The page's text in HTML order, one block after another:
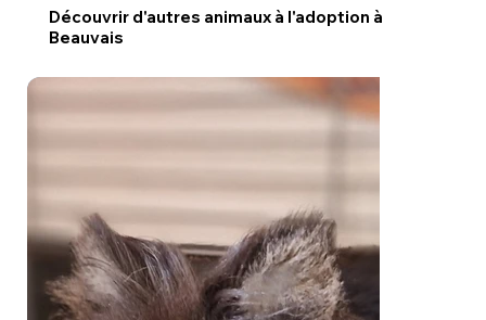
Découvrir d'autres animaux à l'adoption à
Beauvais